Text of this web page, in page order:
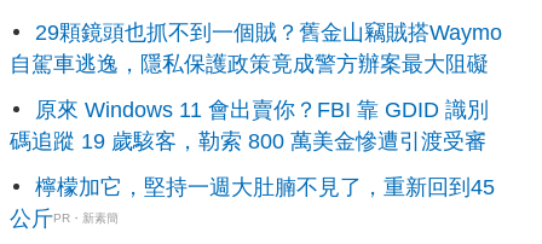
29顆鏡頭也抓不到一個賊？舊金山竊賊搭Waymo
自駕車逃逸，隱私保護政策竟成警方辦案最大阻礙
原來 Windows 11 會出賣你？FBI 靠 GDID 識別
碼追蹤 19 歲駭客，勒索 800 萬美金慘遭引渡受審
檸檬加它，堅持一週大肚腩不見了，重新回到45
公斤PR・新素簡